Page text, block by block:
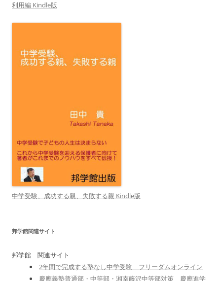
利用編 Kindle版
中学受験、成功する親、失敗する親 Kindle版
邦学館関連サイト
邦学館 関連サイト
2年間で完成する塾なし中学受験 フリーダムオンライン
慶應義塾普通部・中等部・湘南藤沢中等部対策 慶應進学